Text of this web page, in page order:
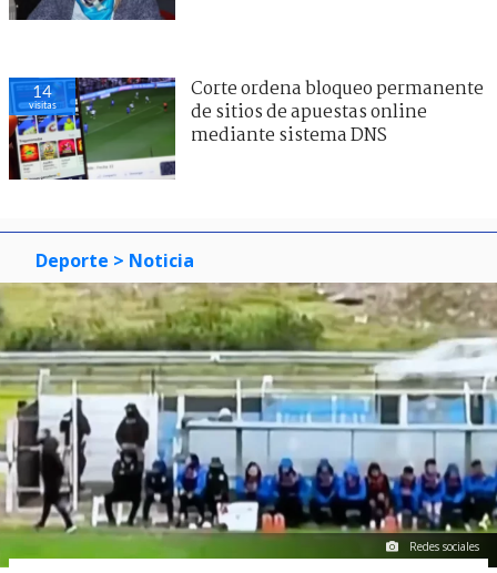
14
visitas
Corte ordena bloqueo permanente
de sitios de apuestas online
mediante sistema DNS
Deporte > Noticia
Redes sociales